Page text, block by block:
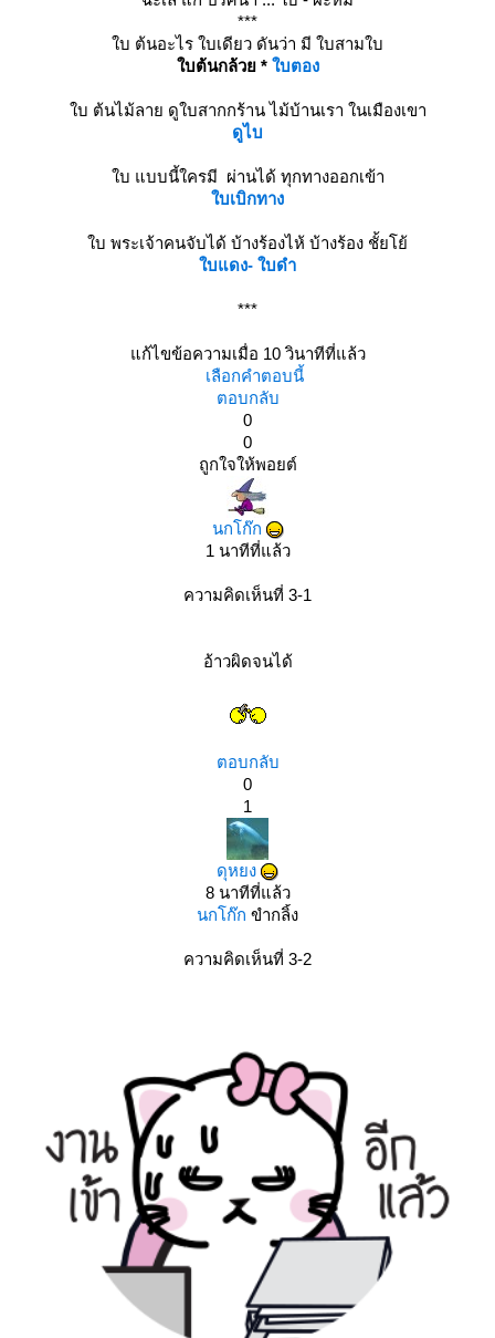
***
บ ต้นอะไร ใบเดียว ดันว่า มี ใบสามใบ
บต้นกล้วย * บตอง
บ ต้นไม้ลาย ดูใบสากกร้าน ไม้บ้านเรา ในเมืองเขา
ดูไบ
บ แบบนี้ใครมี ผ่านได้ ทุกทางออกเข้า
บเบิกทาง
บ พระเจ้าคนจับได้ บ้างร้องไห้ บ้างร้อง ชั้ยโย้
บแดง- ใบดำ
***
ก้ไขข้อความเมื่อ 10 วินาทีที่แล้ว
เลือกคำตอบนี้
ตอบกลับ
0
0
ถูกใจให้พอยต์
นกโก๊ก
1 นาทีที่แล้ว
ความคิดเห็นที่ 3-1
อ้าวผิดจนได้
ตอบกลับ
0
1
ดุหยง
8 นาทีที่แล้ว
นกโก๊ก ขำกลิ้ง
ความคิดเห็นที่ 3-2